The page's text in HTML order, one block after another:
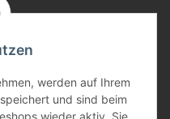
werden auf Ihrem
und sind beim